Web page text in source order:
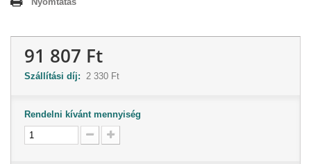
91 807 Ft
Szállítási díj: 2 330 Ft
Rendelni kívánt mennyiség